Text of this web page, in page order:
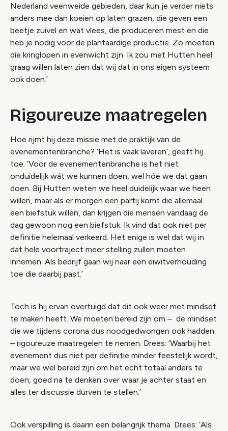
Nederland veenweide gebieden, daar kun je verder niets
anders mee dan koeien op laten grazen, die geven een
beetje zuivel en wat vlees, die produceren mest en die
heb je nodig voor de plantaardige productie. Zo moeten
die kringlopen in evenwicht zijn. Ik zou met Hutten heel
graag willen laten zien dat wij dat in ons eigen systeem
ook doen.’
Rigoureuze maatregelen
Hoe rijmt hij deze missie met de praktijk van de
evenementenbranche? ‘Het is vaak laveren’, geeft hij
toe. ‘Voor de evenementenbranche is het niet
onduidelijk wát we kunnen doen, wel hóe we dat gaan
doen. Bij Hutten weten we heel duidelijk waar we heen
willen, maar als er morgen een partij komt die allemaal
een biefstuk willen, dan krijgen die mensen vandaag de
dag gewoon nog een biefstuk. Ik vind dat ook niet per
definitie helemaal verkeerd. Het enige is wel dat wij in
dat hele voortraject meer stelling zullen moeten
innemen. Als bedrijf gaan wij naar een eiwitverhouding
toe die daarbij past.’
Toch is hij ervan overtuigd dat dit ook weer met mindset
te maken heeft. We moeten bereid zijn om – de mindset
die we tijdens corona dus noodgedwongen ook hadden
– rigoureuze maatregelen te nemen. Drees: ‘Waarbij het
evenement dus niet per definitie minder feestelijk wordt,
maar we wel bereid zijn om het echt totaal anders te
doen, goed na te denken over waar je achter staat en
alles ter discussie durven te stellen.’
Ook verspilling is daarin een belangrijk thema. Drees: ‘Als